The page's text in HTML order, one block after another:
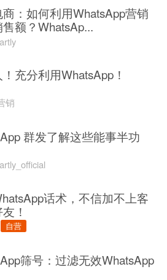
：如何利用WhatsApp营销
额？WhatsAp...
充分利用WhatsApp！
销
群发了解这些能事半功
话术，不信加不上客
！
自营
筛号：过滤无效WhatsApp